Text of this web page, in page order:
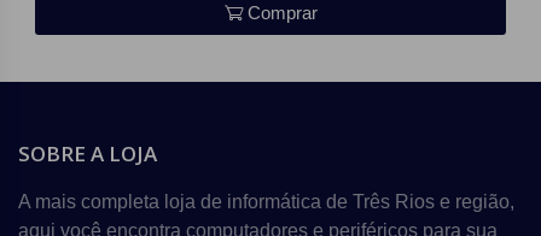
Comprar
SOBRE A LOJA
A mais completa loja de informática de Três Rios e região,
aqui você encontra computadores e periféricos para sua